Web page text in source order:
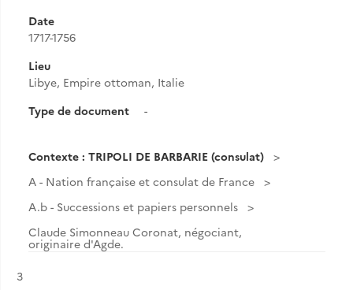
Date
1717-1756
Lieu
Libye, Empire ottoman, Italie
Type de document
-
Contexte : TRIPOLI DE BARBARIE (consulat)
A - Nation française et consulat de France
A.b - Successions et papiers personnels
Claude Simonneau Coronat, négociant,
originaire d'Agde.
Résultat n°
3